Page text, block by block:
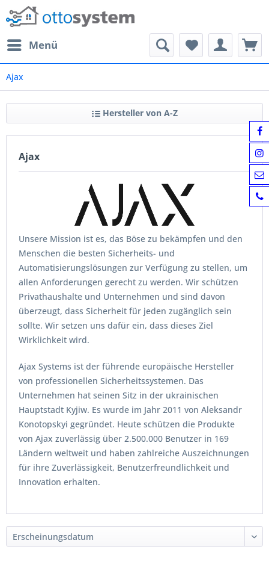
Menü
Ajax
Hersteller von A-Z
Ajax
Unsere Mission ist es, das Böse zu bekämpfen und den
Menschen die besten Sicherheits- und
Automatisierungslösungen zur Verfügung zu stellen, um
allen Anforderungen gerecht zu werden. Wir schützen
Privathaushalte und Unternehmen und sind davon
überzeugt, dass Sicherheit für jeden zugänglich sein
sollte. Wir setzen uns dafür ein, dass dieses Ziel
Wirklichkeit wird.
Ajax Systems ist der führende europäische Hersteller
von professionellen Sicherheitssystemen. Das
Unternehmen hat seinen Sitz in der ukrainischen
Hauptstadt Kyjiw. Es wurde im Jahr 2011 von Aleksandr
Konotopskyi gegründet. Heute schützen die Produkte
von Ajax zuverlässig über 2.500.000 Benutzer in 169
Ländern weltweit und haben zahlreiche Auszeichnungen
für ihre Zuverlässigkeit, Benutzerfreundlichkeit und
Innovation erhalten.